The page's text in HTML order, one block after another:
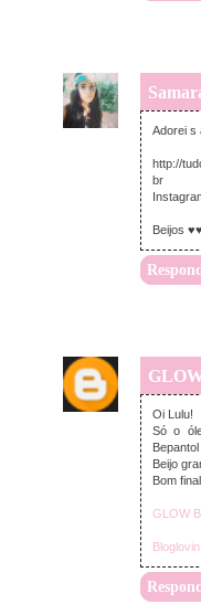
Adorei s
http://
br
Beijos ♥♥
Oi Lulu!
Só o
Beijo
Bom
GLOW
Bloglovin